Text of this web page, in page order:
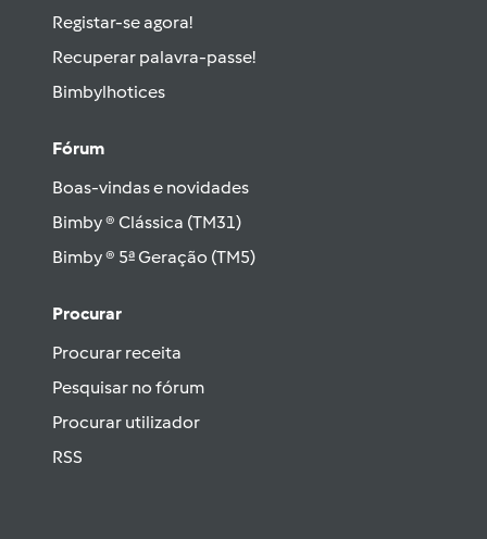
Registar-se agora!
Recuperar palavra-passe!
Bimbylhotices
Fórum
Boas-vindas e novidades
Bimby ® Clássica (TM31)
Bimby ® 5ª Geração (TM5)
Procurar
Procurar receita
Pesquisar no fórum
Procurar utilizador
RSS